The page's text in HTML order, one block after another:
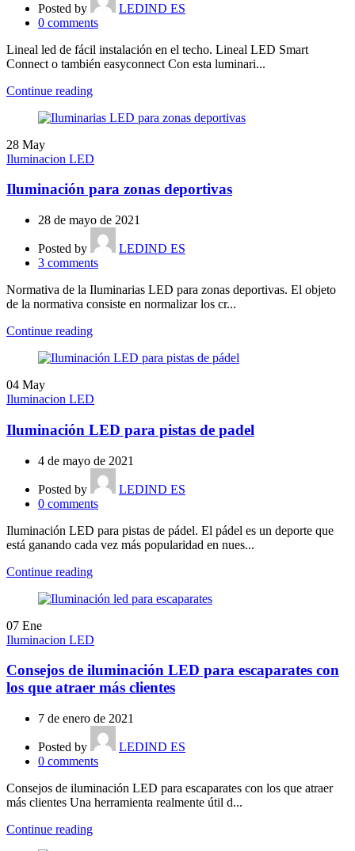
Posted by
LEDIND ES
0 comments
Lineal led de fácil instalación en el techo. Lineal LED Smart
Connect o también easyconnect Con esta luminari...
Continue reading
28 May
Iluminacion LED
Iluminación para zonas deportivas
28 de mayo de 2021
Posted by
LEDIND ES
3 comments
Normativa de la Iluminarias LED para zonas deportivas. El objeto
de la normativa consiste en normalizar los cr...
Continue reading
04 May
Iluminacion LED
Iluminación LED para pistas de padel
4 de mayo de 2021
Posted by
LEDIND ES
0 comments
Iluminación LED para pistas de pádel. El pádel es un deporte que
está ganando cada vez más popularidad en nues...
Continue reading
07 Ene
Iluminacion LED
Consejos de iluminación LED para escaparates con
los que atraer más clientes
7 de enero de 2021
Posted by
LEDIND ES
0 comments
Consejos de iluminación LED para escaparates con los que atraer
más clientes Una herramienta realmente útil d...
Continue reading